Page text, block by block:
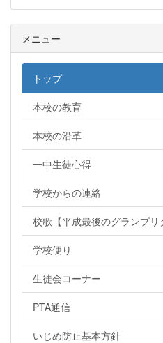
メニュー
トップ
本校の教育
本校の沿革
一中生徒心得
学校からの連絡
校歌【平成最後のグランプリ
学校便り
生徒会コーナー
PTA通信
いじめ防止基本方針